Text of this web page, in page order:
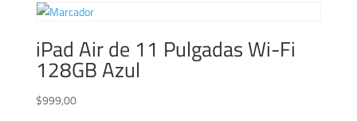
iPad Air de 11 Pulgadas Wi-Fi
128GB Azul
$999,00